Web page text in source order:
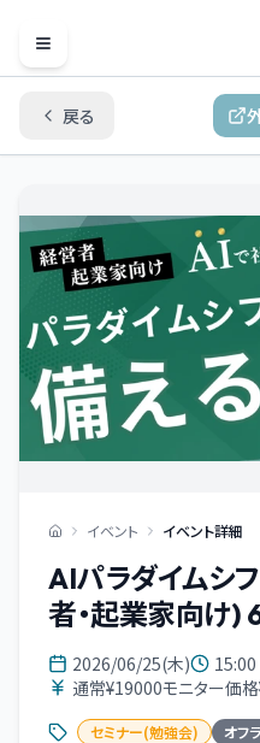
Open menu
戻る
イベント イベント詳細
AIパラダイムシ
者・起業家向け)
2026/06/25(木)
通常¥19000モニター価
セミナー(勉強会) オフ